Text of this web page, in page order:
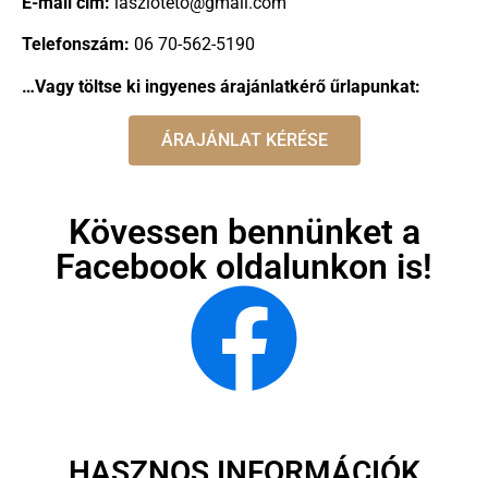
Telefonszám: 06 70-562-5190
…Vagy töltse ki ingyenes árajánlatkérő űrlapunkat:
ÁRAJÁNLAT KÉRÉSE
Kövessen bennünket a
Facebook oldalunkon is!